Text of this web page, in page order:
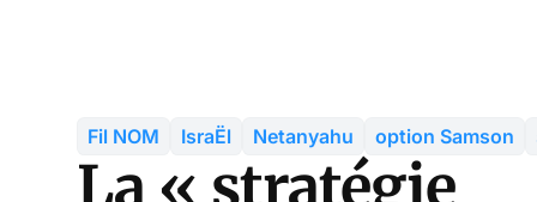
Fil NOM IsraËl Netanyahu option Samson
La « stratégie